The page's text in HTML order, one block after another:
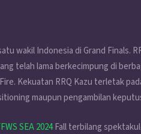
wakil Indonesia di Grand Finals.
telah lama berkecimpung di
Kekuatan RRQ Kazu terletak
maupun pengambilan
SEA 2024Fall terbilang